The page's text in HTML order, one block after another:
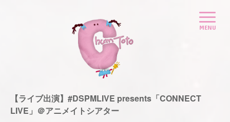
【ライブ出演】#DSPMLIVE presents「CONNECT
LIVE」＠アニメイトシアター